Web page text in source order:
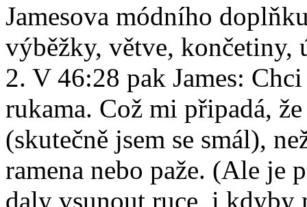
Jamesova módního
výběžky, větve, končetiny,
2. V 46:28 pak James:
rukama. Což mi připadá,
(skutečně jsem se smál),
ramena nebo paže. (Ale je
daly vsunout ruce, i kdyby